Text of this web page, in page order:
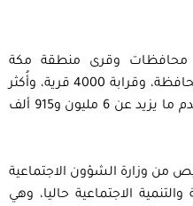
محافظات وقرى منطقة مكة
المكرمة، ويقع ضمن نطاقها 17 محافظة، وقرابة 4000 قرية، وأُكثر
من 480 جمعية ولجنة اجتماعية تخدم ما يزيد عن 6 مليون و915 ألف
/ 2015م، بترخيص من وزارة الشؤون الاجتماعية
الاجتماعية حاليا، وهي